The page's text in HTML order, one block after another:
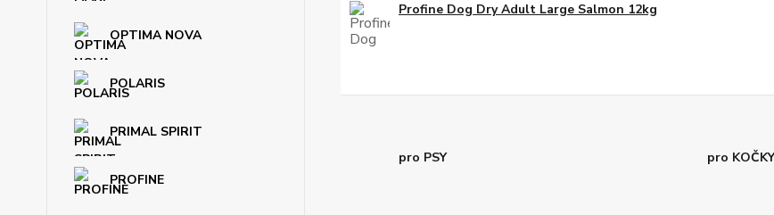
OPTIMA NOVA
POLARIS
PRIMAL SPIRIT
PROFINE
Profine Dog Dry Adult Large Salmon 12kg
pro PSY pro KOČKY